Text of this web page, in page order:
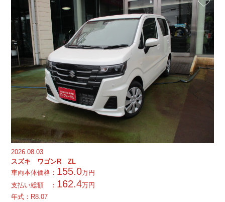
お気に
2026.08.03
スズキ ワゴンR ZL
車両本体価格： 155.0万円
支払い総額 ： 162.4万円
年式： R8.07